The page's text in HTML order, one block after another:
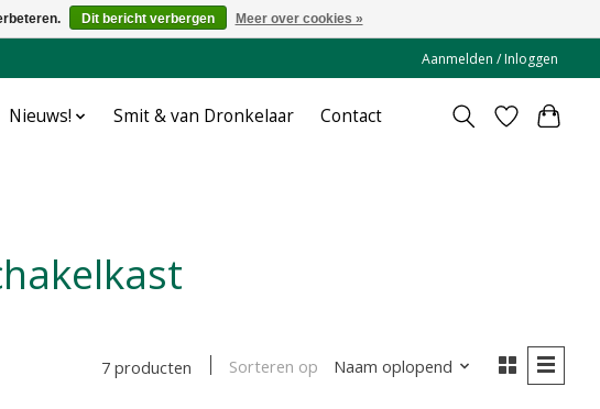
Aanmelden / Inloggen
Nieuws! Smit & van Dronkelaar Contact
7 producten Sorteren op Naam oplopend
Dit bericht verbergen Meer over cookies »